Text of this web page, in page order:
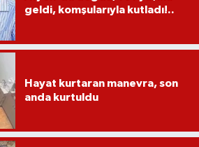
geldi, komşularıyla kutladı!..
Hayat kurtaran manevra, son
anda kurtuldu